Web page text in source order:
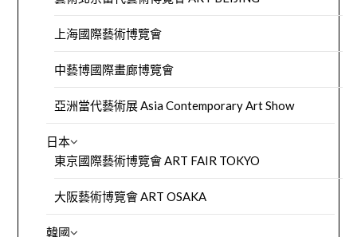
上海國際藝術博覽會
中藝博國際畫廊博覽會
亞洲當代藝術展 Asia Contemporary Art Show
日本
東京國際藝術博覽會 ART FAIR TOKYO
大阪藝術博覽會 ART OSAKA
韓國